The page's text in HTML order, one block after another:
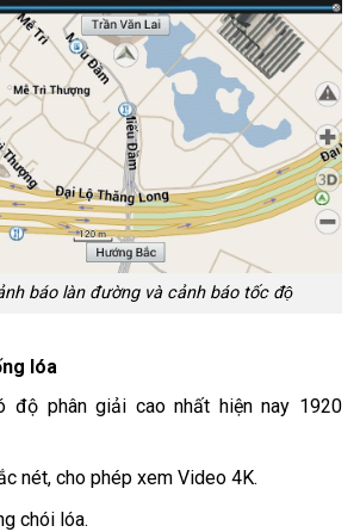
báo làn đường và cảnh báo tốc độ
lóa
độ phân giải cao nhất hiện nay 1920
nét, cho phép xem Video 4K.
chói lóa.